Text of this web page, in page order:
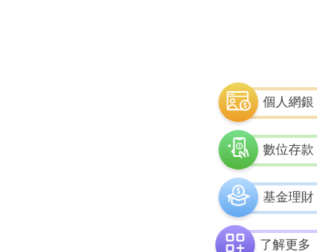
個人網銀
數位存款
基金理財
了解更多